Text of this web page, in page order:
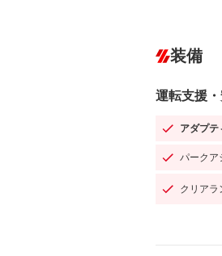
装備
運転支援
アダプテ
パークア
クリアラ